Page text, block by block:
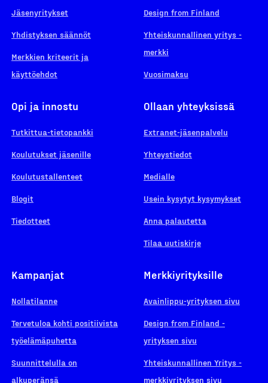
Jäsenyritykset
Yhdistyksen säännöt
Merkkien kriteerit ja
käyttöehdot
Design from Finland
Yhteiskunnallinen yritys -
merkki
Vuosimaksu
Opi ja innostu
Tutkittua-tietopankki
Koulutukset jäsenille
Koulutustallenteet
Blogit
Tiedotteet
Ollaan yhteyksissä
Extranet-jäsenpalvelu
Yhteystiedot
Medialle
Usein kysytyt kysymykset
Anna palautetta
Tilaa uutiskirje
Kampanjat
Nollatilanne
Tervetuloa kohti positiivista
työelämäpuhetta
Suunnittelulla on
alkuperänsä
Merkkiyrityksille
Avainlippu-yrityksen sivu
Design from Finland -
yrityksen sivu
Yhteiskunnallinen Yritys -
merkkiyrityksen sivu